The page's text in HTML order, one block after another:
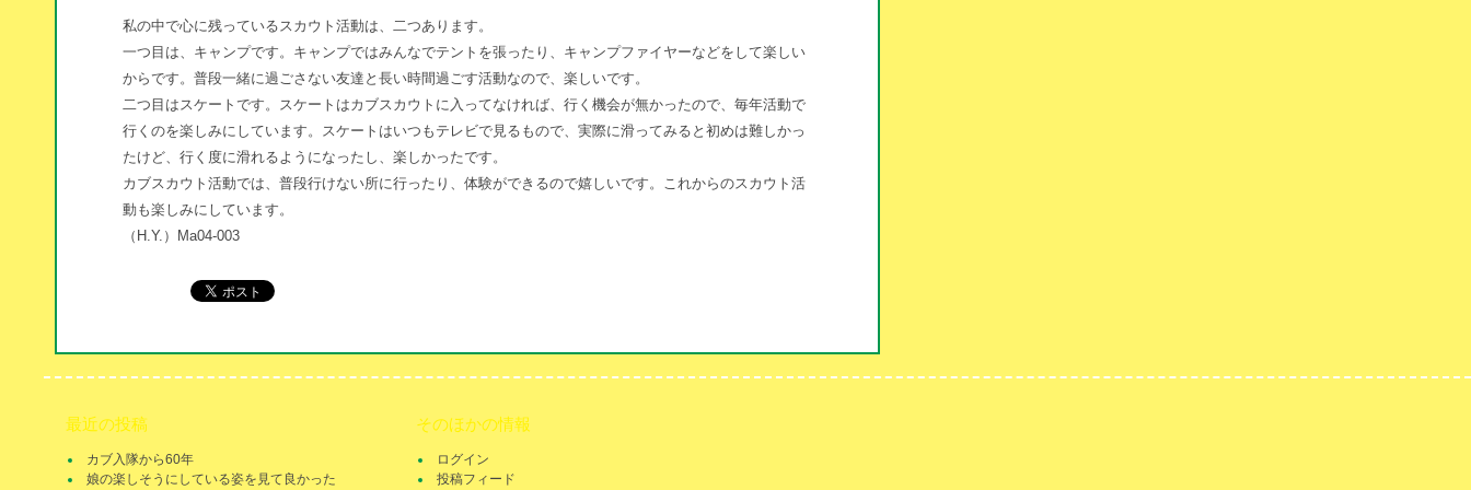
私の中で心に残っているスカウト活動は、二つあります。
一つ目は、キャンプです。キャンプではみんなでテントを張ったり、キャンプファイヤーなどをして楽しい
からです。普段一緒に過ごさない友達と長い時間過ごす活動なので、楽しいです。
二つ目はスケートです。スケートはカブスカウトに入ってなければ、行く機会が無かったので、毎年活動で
行くのを楽しみにしています。スケートはいつもテレビで見るもので、実際に滑ってみると初めは難しかっ
たけど、行く度に滑れるようになったし、楽しかったです。
カブスカウト活動では、普段行けない所に行ったり、体験ができるので嬉しいです。これからのスカウト活
動も楽しみにしています。
（H.Y.）Ma04-003
最近の投稿
カブ入隊から60年
娘の楽しそうにしている姿を見て良かった
そのほかの情報
ログイン
投稿フィード